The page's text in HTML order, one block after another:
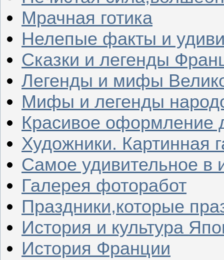
Мрачная готика
Нелепые факты и
Сказки и легенды
Легенды и мифы
Мифы и легенды
Красивое оформление
Художники. Картинная
Самое удивительное в
Галерея фоторабот
Праздники,которые
История и культура
История Франции